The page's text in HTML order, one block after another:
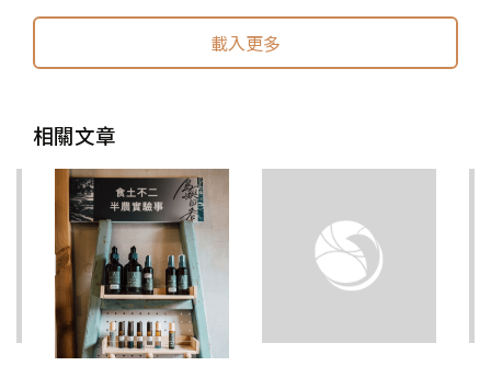
載入更多
相關文章